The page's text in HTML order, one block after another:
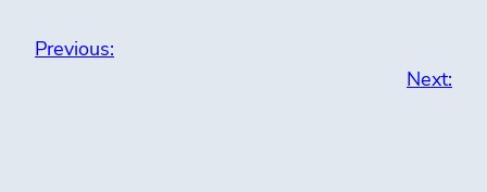
Previous:
Next: